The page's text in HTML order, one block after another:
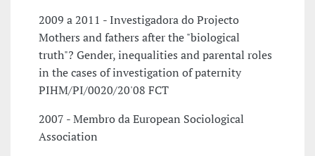
2009 a 2011 - Investigadora do Projecto
Mothers and fathers after the "biological
truth"? Gender, inequalities and parental roles
in the cases of investigation of paternity
PIHM/PI/0020/20'08 FCT
2007 - Membro da European Sociological
Association